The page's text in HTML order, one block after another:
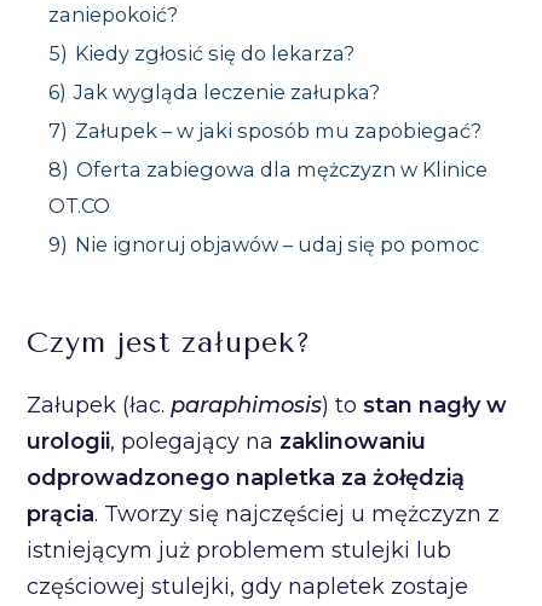
zaniepokoić?
5) Kiedy zgłosić się do lekarza?
6) Jak wygląda leczenie załupka?
7) Załupek – w jaki sposób mu zapobiegać?
8) Oferta zabiegowa dla mężczyzn w Klinice
OT.CO
9) Nie ignoruj objawów – udaj się po pomoc
Czym jest załupek?
Załupek (łac.paraphimosis) tostan nagły w
urologii, polegający na zaklinowaniu
odprowadzonego napletka za żołędzią
prącia. Tworzy się najczęściej u mężczyzn z
istniejącym już problemem stulejki lub
częściowej stulejki, gdy napletek zostaje